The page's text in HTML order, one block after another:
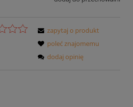
zapytaj o produkt
poleć znajomemu
dodaj opinię